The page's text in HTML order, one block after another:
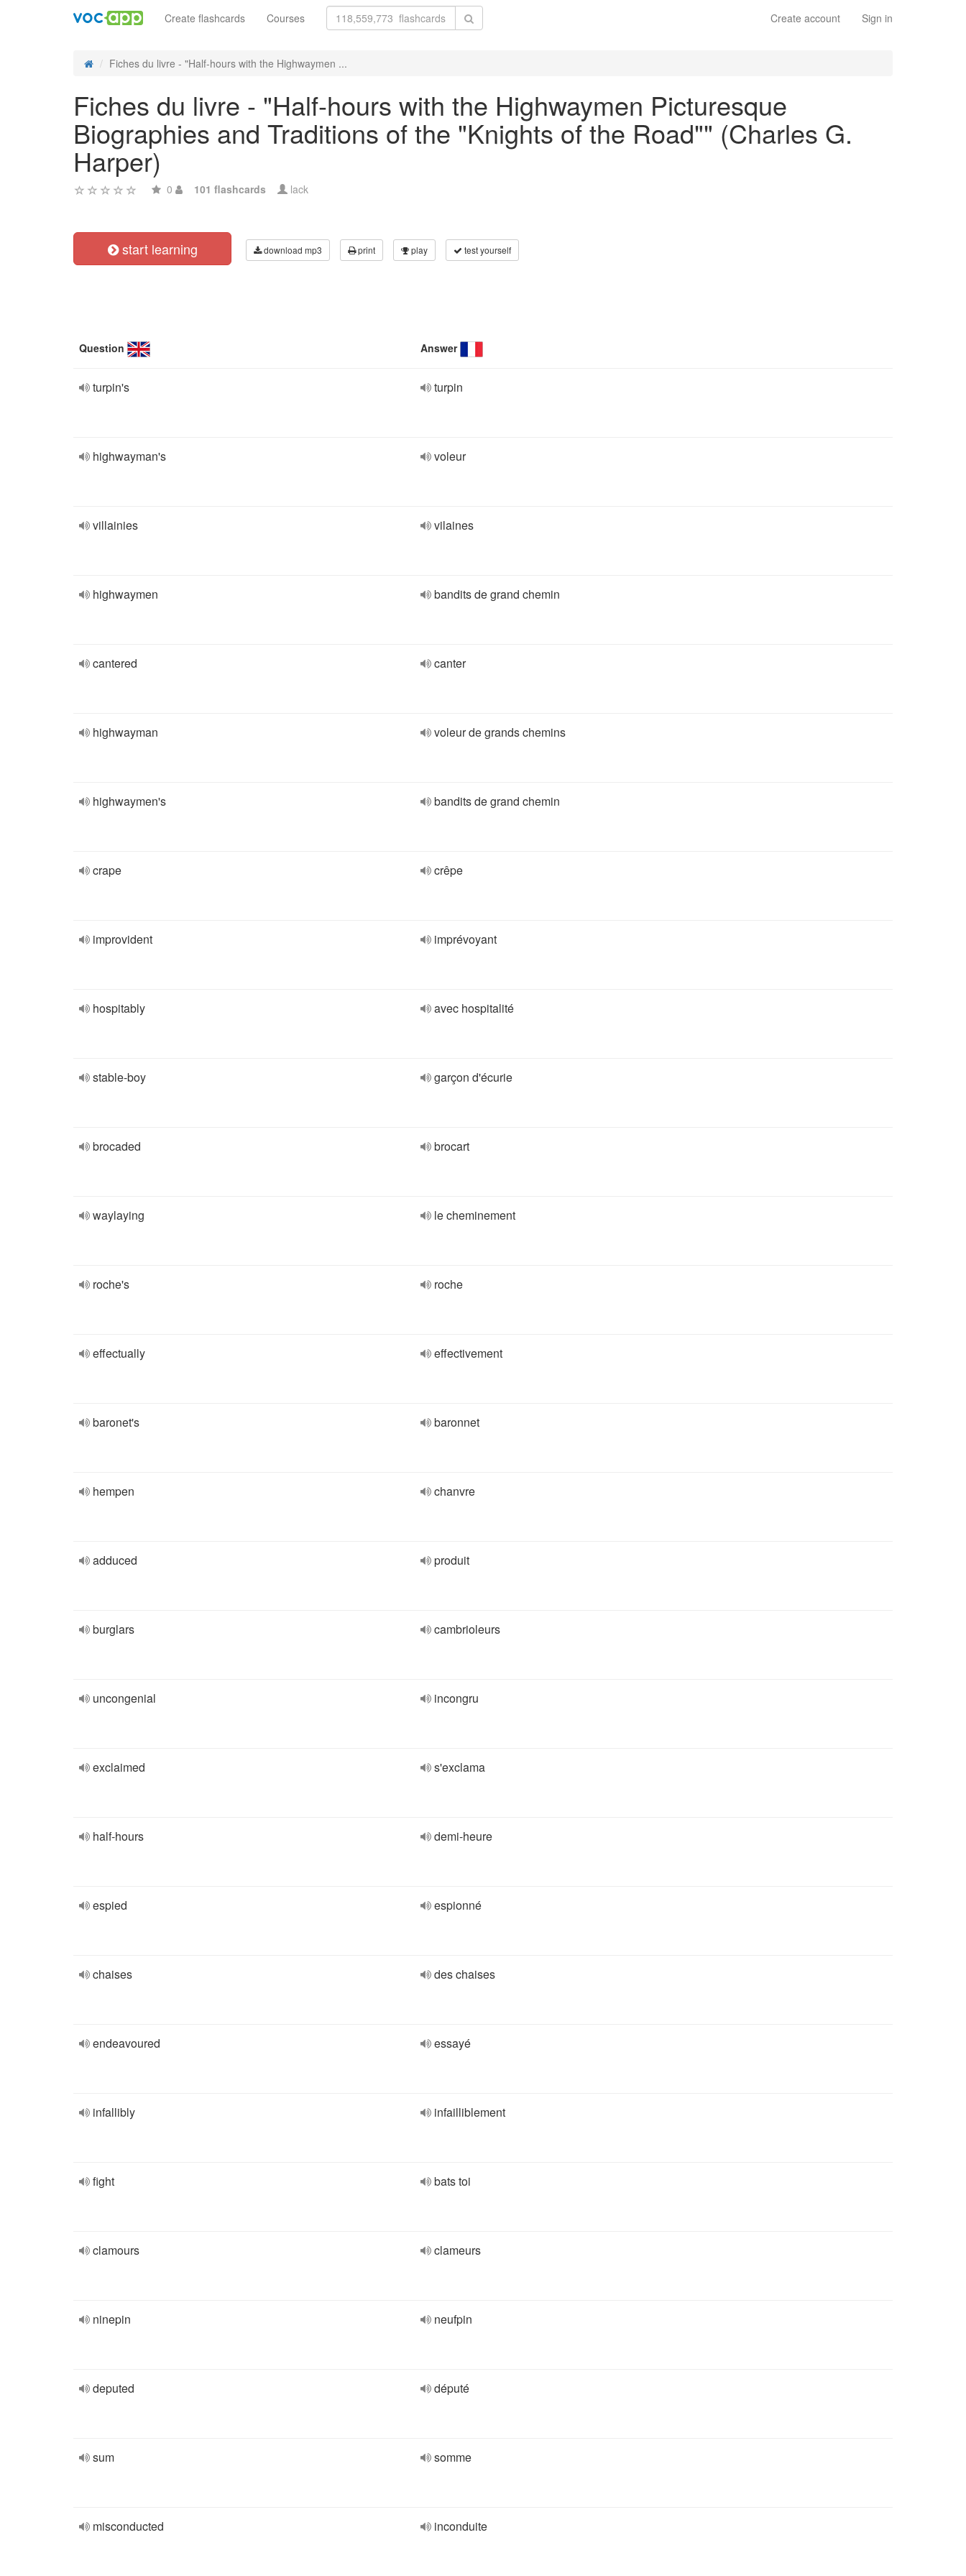
Create account Sign in
Create flashcards Courses
Fiches du livre - "Half-hours with the Highwaymen ...
Fiches du livre - "Half-hours with the Highwaymen Picturesque
Biographies and Traditions of the "Knights of the Road"" (Charles G.
Harper)
0 101 flashcards lack
start learning download mp3 print play test yourself
Question Answer
turpin's turpin
highwayman's voleur
villainies vilaines
highwaymen bandits de grand chemin
cantered canter
highwayman voleur de grands chemins
highwaymen's bandits de grand chemin
crape crêpe
improvident imprévoyant
hospitably avec hospitalité
stable-boy garçon d'écurie
brocaded brocart
waylaying le cheminement
roche's roche
effectually effectivement
baronet's baronnet
hempen chanvre
adduced produit
burglars cambrioleurs
uncongenial incongru
exclaimed s'exclama
half-hours demi-heure
espied espionné
chaises des chaises
endeavoured essayé
infallibly infailliblement
fight bats toi
clamours clameurs
ninepin neufpin
deputed député
sum somme
misconducted inconduite